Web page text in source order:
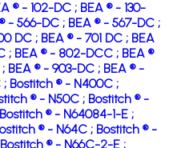
® - 102-DC ; BEA ® - 130-
- 566-DC ; BEA ® - 567-DC ;
DC ; BEA ® - 701 DC ; BEA
; BEA ® - 802-DCC ; BEA ®
BEA ® - 903-DC ; BEA ® -
; Bostitch ® - N400C ;
® - N50C ; Bostitch ® -
Bostitch ® - N64084-1-E ;
® - N64C ; Bostitch ® -
Bostitch ® - N66C-2-E ;